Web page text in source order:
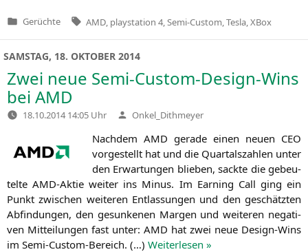
Veröffentlicht
Gerüchte Tags:
AMD playstation 4 Semi-Custom Tesla XBox
SAMSTAG, 18. OKTOBER 2014
Zwei neue Semi-Custom-Design-Wins
bei AMD
18.10.2014 14:05 Uhr Verfasst
von
Onkel_Dithmeyer
Nach­dem AMD gera­de einen neu­en CEO
vor­ge­stellt hat und die Quar­tals­zah­len unter
den Erwar­tun­gen blie­ben, sack­te die gebeu­
tel­te AMD-Aktie wei­ter ins Minus. Im Ear­ning Call ging ein
Punkt zwi­schen wei­te­ren Ent­las­sun­gen und den geschätz­ten
Abfin­dun­gen, den gesun­ke­nen Mar­gen und wei­te­ren nega­ti­
ven Mit­tei­lun­gen fast unter: AMD hat zwei neue Design-Wins
im Semi-Cus­tom-Bereich. (…) Wei­ter­le­sen »